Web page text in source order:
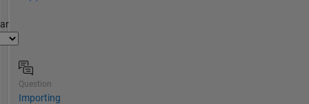
Question
Importing